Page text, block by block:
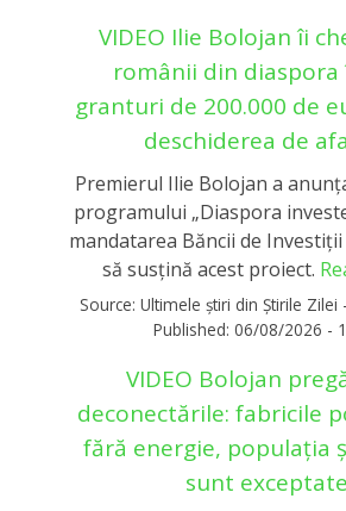
VIDEO Ilie Bolojan îi
românii din diaspora
granturi de 200.000 de
deschiderea de
Premierul Ilie Bolojan a
programului „Diaspora
mandatarea Băncii de
să susțină acest proiect.
Source: Ultimele știri din Știrile Zilei
Published: 06/08/2026 -
VIDEO Bolojan
deconectările: fabricile
fără energie, populația
sunt exceptate